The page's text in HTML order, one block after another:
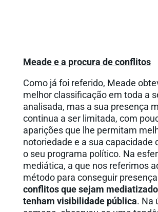
Meade e a procura de conflitos
Como já foi referido, Meade
melhor classificação em toda a
analisada, mas a sua presença
continua a ser limitada, com
aparições que lhe permitam
notoriedade e a sua capacidade
o seu programa político. Na
mediática, a que nos referimos
método para conseguir
conflitos que sejam
tenham visibilidade pública. Na